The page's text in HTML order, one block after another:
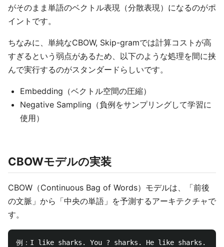
がそのまま単語のベクトル表現（分散表現）になるのがポ
イントです。
ちなみに、単純なCBOW, Skip-gramでは計算コストが高
すぎるという弱点があるため、以下のような処理を間に挟
んで実行するのがスタンダードらしいです。
Embedding（ベクトル空間の圧縮）
Negative Sampling（負例をサンプリングして学習に
使用）
CBOWモデルの実装
CBOW（Continuous Bag of Words）モデルは、「前後
の文脈」から「中央の単語」を予測するアーキテクチャで
す。
例：I like sharks. You ? sharks. He like sharks.